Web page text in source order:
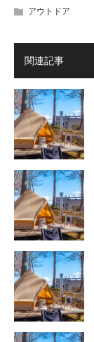
アウトドア
関連記事